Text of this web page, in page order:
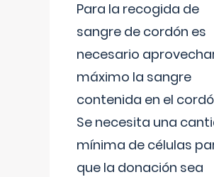
Para la recogida de
sangre de cordón es
necesario
máximo la sangre
contenida en el
Se necesita una
mínima de células
que la donación sea